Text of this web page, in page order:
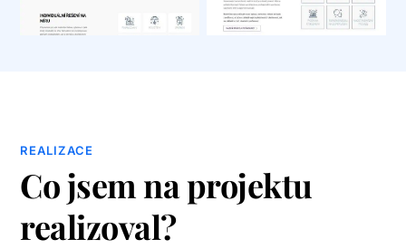
REALIZACE
Co jsem na projektu
realizoval?